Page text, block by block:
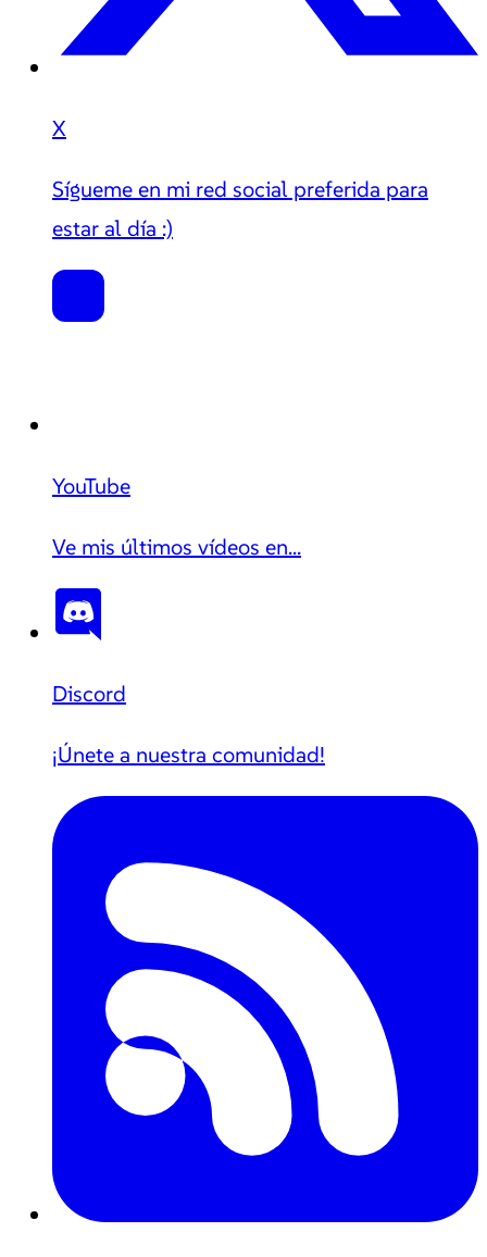
X
Sígueme en mi red social preferida para
estar al día :)
YouTube
Ve mis últimos vídeos en...
Discord
¡Únete a nuestra comunidad!